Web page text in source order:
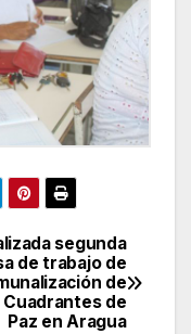
segunda
de trabajo de
de
Cuadrantes de
Paz en Aragua